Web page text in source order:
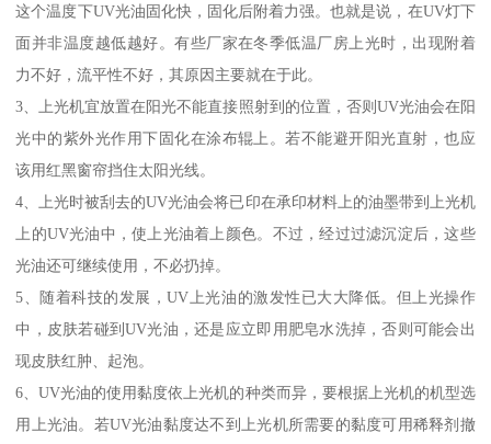
这个温度下UV光油固化快，固化后附着力强。也就是说，在UV灯下
面并非温度越低越好。有些厂家在冬季低温厂房上光时，出现附着
力不好，流平性不好，其原因主要就在于此。
3、上光机宜放置在阳光不能直接照射到的位置，否则UV光油会在阳
光中的紫外光作用下固化在涂布辊上。若不能避开阳光直射，也应
该用红黑窗帘挡住太阳光线。
4、上光时被刮去的UV光油会将已印在承印材料上的油墨带到上光机
上的UV光油中，使上光油着上颜色。不过，经过过滤沉淀后，这些
光油还可继续使用，不必扔掉。
5、随着科技的发展，UV上光油的激发性已大大降低。但上光操作
中，皮肤若碰到UV光油，还是应立即用肥皂水洗掉，否则可能会出
现皮肤红肿、起泡。
6、UV光油的使用黏度依上光机的种类而异，要根据上光机的机型选
用上光油。若UV光油黏度达不到上光机所需要的黏度可用稀释剂撤